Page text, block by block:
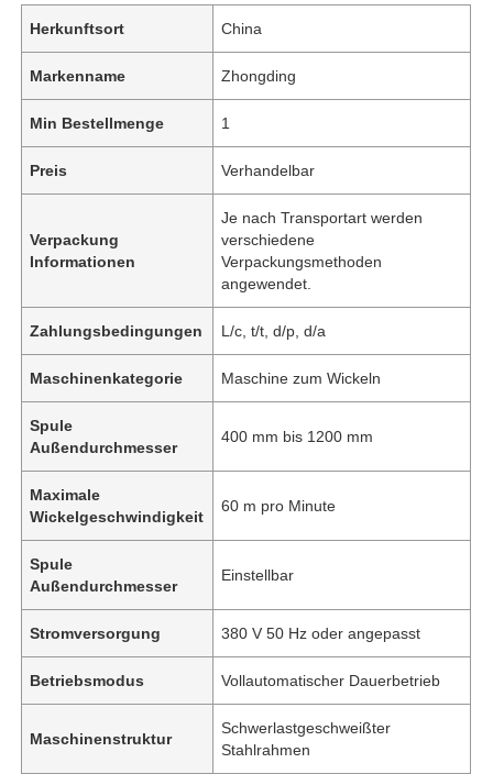
Herkunftsort China
Markenname Zhongding
Min Bestellmenge 1
Preis Verhandelbar
Verpackung
Informationen
Je nach Transportart werden
verschiedene
Verpackungsmethoden
angewendet.
Zahlungsbedingungen L/c, t/t, d/p, d/a
Maschinenkategorie Maschine zum Wickeln
Spule
Außendurchmesser
400 mm bis 1200 mm
Maximale
Wickelgeschwindigkeit
60 m pro Minute
Spule
Außendurchmesser
Einstellbar
Stromversorgung 380 V 50 Hz oder angepasst
Betriebsmodus Vollautomatischer Dauerbetrieb
Maschinenstruktur
Schwerlastgeschweißter
Stahlrahmen